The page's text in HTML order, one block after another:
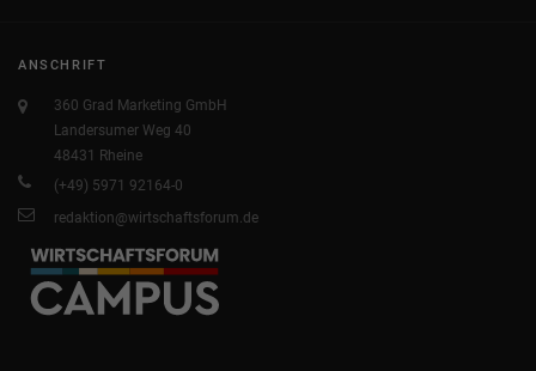
ANSCHRIFT
360 Grad Marketing GmbH
Landersumer Weg 40
48431 Rheine
(+49) 5971 92164-0
redaktion@wirtschaftsforum.de